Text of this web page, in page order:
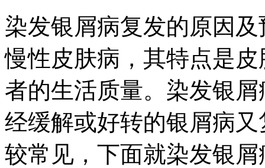
染发银屑病复发的原因
慢性皮肤病，其特点是
者的生活质量。染发银
经缓解或好转的银屑病
较常见，下面就染发银